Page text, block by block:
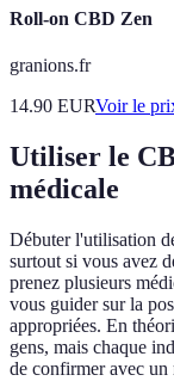
Roll-on CBD Zen
granions.fr
14.90 EURVoir le
Utiliser le
médicale
Débuter l'utilisation
surtout si vous avez
prenez plusieurs
vous guider sur la
appropriées. En
gens, mais chaque
de confirmer avec un